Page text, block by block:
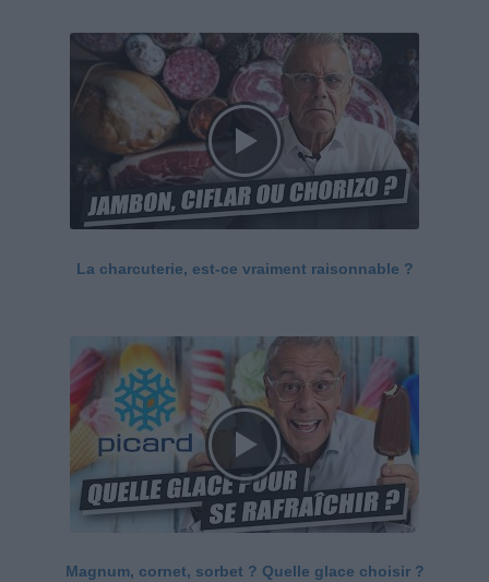
La charcuterie, est-ce vraiment raisonnable ?
Magnum, cornet, sorbet ? Quelle glace choisir ?